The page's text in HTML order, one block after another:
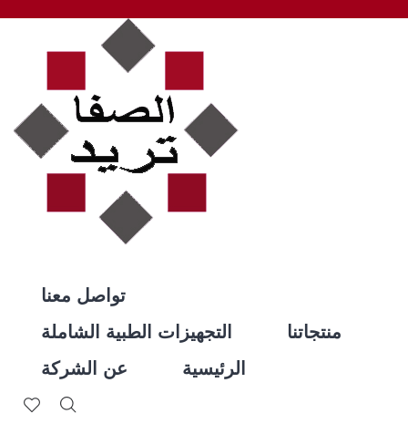
تواصل معنا
التجهيزات الطبية الشاملة
منتجاتنا
عن الشركة
الرئيسية